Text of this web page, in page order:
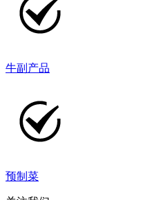
牛副产品
预制菜